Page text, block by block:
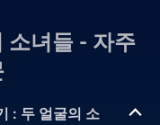
소녀들 - 자주
: 두 얼굴의 소